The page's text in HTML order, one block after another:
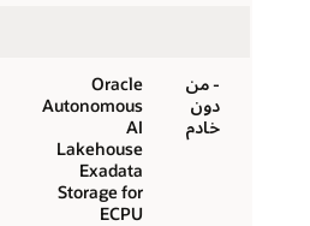
- من
دون
خادم
Oracle
Autonomous
AI
Lakehouse
Exadata
Storage for
ECPU